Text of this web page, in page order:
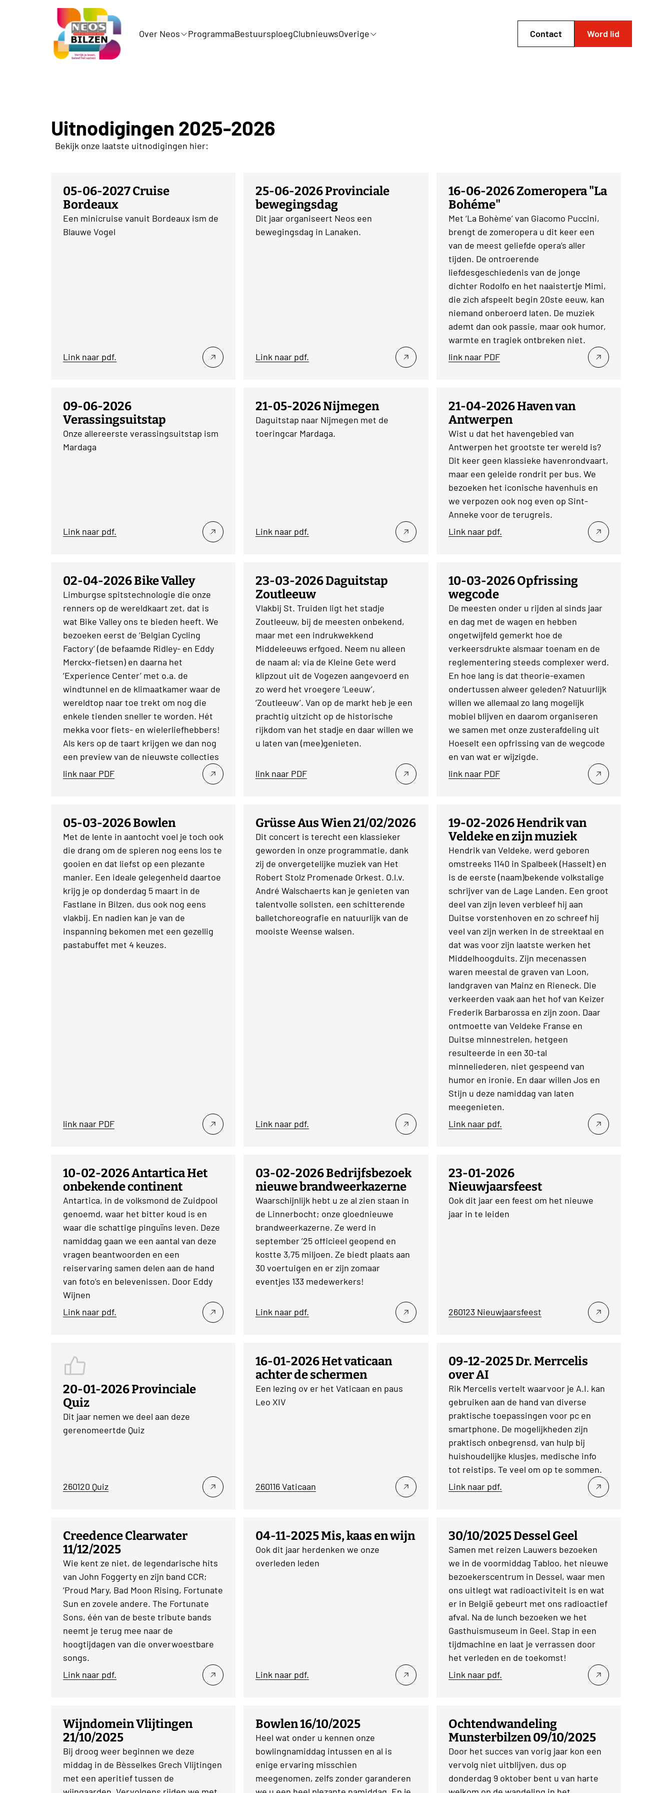
Over Neos ProgrammaBestuursploegClubnieuwsOverige Contact Word lid
Uitnodigingen 2025-2026
Bekijk onze laatste uitnodigingen hier:
05-06-2027 Cruise
Bordeaux
Een minicruise vanuit Bordeaux ism de
Blauwe Vogel
Link naar pdf.
25-06-2026 Provinciale
bewegingsdag
Dit jaar organiseert Neos een
bewegingsdag in Lanaken.
Link naar pdf.
16-06-2026 Zomeropera "La
Bohéme"
Met ‘La Bohème’ van Giacomo Puccini,
brengt de zomeropera u dit keer een
van de meest geliefde opera’s aller
tijden. De ontroerende
liefdesgeschiedenis van de jonge
dichter Rodolfo en het naaistertje Mimi,
die zich afspeelt begin 20ste eeuw, kan
niemand onberoerd laten. De muziek
ademt dan ook passie, maar ook humor,
warmte en tragiek ontbreken niet.
link naar PDF
09-06-2026
Verassingsuitstap
Onze allereerste verassingsuitstap ism
Mardaga
Link naar pdf.
21-05-2026 Nijmegen
Daguitstap naar Nijmegen met de
toeringcar Mardaga.
Link naar pdf.
21-04-2026 Haven van
Antwerpen
Wist u dat het havengebied van
Antwerpen het grootste ter wereld is?
Dit keer geen klassieke havenrondvaart,
maar een geleide rondrit per bus. We
bezoeken het iconische havenhuis en
we verpozen ook nog even op Sint-
Anneke voor de terugreis.
Link naar pdf.
02-04-2026 Bike Valley
Limburgse spitstechnologie die onze
renners op de wereldkaart zet, dat is
wat Bike Valley ons te bieden heeft. We
bezoeken eerst de ‘Belgian Cycling
Factory’ (de befaamde Ridley- en Eddy
Merckx-fietsen) en daarna het
‘Experience Center’ met o.a. de
windtunnel en de klimaatkamer waar de
wereldtop naar toe trekt om nog die
enkele tienden sneller te worden. Hét
mekka voor fiets- en wielerliefhebbers!
Als kers op de taart krijgen we dan nog
een preview van de nieuwste collecties
link naar PDF
23-03-2026 Daguitstap
Zoutleeuw
Vlakbij St. Truiden ligt het stadje
Zoutleeuw, bij de meesten onbekend,
maar met een indrukwekkend
Middeleeuws erfgoed. Neem nu alleen
de naam al; via de Kleine Gete werd
klipzout uit de Vogezen aangevoerd en
zo werd het vroegere ‘Leeuw’,
‘Zoutleeuw’. Van op de markt heb je een
prachtig uitzicht op de historische
rijkdom van het stadje en daar willen we
u laten van (mee)genieten.
link naar PDF
10-03-2026 Opfrissing
wegcode
De meesten onder u rijden al sinds jaar
en dag met de wagen en hebben
ongetwijfeld gemerkt hoe de
verkeersdrukte alsmaar toenam en de
reglementering steeds complexer werd.
En hoe lang is dat theorie-examen
ondertussen alweer geleden? Natuurlijk
willen we allemaal zo lang mogelijk
mobiel blijven en daarom organiseren
we samen met onze zusterafdeling uit
Hoeselt een opfrissing van de wegcode
en van wat er wijzigde.
link naar PDF
05-03-2026 Bowlen
Met de lente in aantocht voel je toch ook
die drang om de spieren nog eens los te
gooien en dat liefst op een plezante
manier. Een ideale gelegenheid daartoe
krijg je op donderdag 5 maart in de
Fastlane in Bilzen, dus ook nog eens
vlakbij. En nadien kan je van de
inspanning bekomen met een gezellig
pastabuffet met 4 keuzes.
link naar PDF
Grüsse Aus Wien 21/02/2026
Dit concert is terecht een klassieker
geworden in onze programmatie, dank
zij de onvergetelijke muziek van Het
Robert Stolz Promenade Orkest. O.l.v.
André Walschaerts kan je genieten van
talentvolle solisten, een schitterende
balletchoreografie en natuurlijk van de
mooiste Weense walsen.
Link naar pdf.
19-02-2026 Hendrik van
Veldeke en zijn muziek
Hendrik van Veldeke, werd geboren
omstreeks 1140 in Spalbeek (Hasselt) en
is de eerste (naam)bekende volkstalige
schrijver van de Lage Landen. Een groot
deel van zijn leven verbleef hij aan
Duitse vorstenhoven en zo schreef hij
veel van zijn werken in de streektaal en
dat was voor zijn laatste werken het
Middelhoogduits. Zijn mecenassen
waren meestal de graven van Loon,
landgraven van Mainz en Rieneck. Die
verkeerden vaak aan het hof van Keizer
Frederik Barbarossa en zijn zoon. Daar
ontmoette van Veldeke Franse en
Duitse minnestrelen, hetgeen
resulteerde in een 30-tal
minneliederen, niet gespeend van
humor en ironie. En daar willen Jos en
Stijn u deze namiddag van laten
meegenieten.
Link naar pdf.
10-02-2026 Antartica Het
onbekende continent
Antartica, in de volksmond de Zuidpool
genoemd, waar het bitter koud is en
waar die schattige pinguïns leven. Deze
namiddag gaan we een aantal van deze
vragen beantwoorden en een
reiservaring samen delen aan de hand
van foto’s en belevenissen. Door Eddy
Wijnen
Link naar pdf.
03-02-2026 Bedrijfsbezoek
nieuwe brandweerkazerne
Waarschijnlijk hebt u ze al zien staan in
de Linnerbocht; onze gloednieuwe
brandweerkazerne. Ze werd in
september ’25 officieel geopend en
kostte 3,75 miljoen. Ze biedt plaats aan
30 voertuigen en er zijn zomaar
eventjes 133 medewerkers!
Link naar pdf.
23-01-2026
Nieuwjaarsfeest
Ook dit jaar een feest om het nieuwe
jaar in te leiden
260123 Nieuwjaarsfeest
20-01-2026 Provinciale
Quiz
Dit jaar nemen we deel aan deze
gerenomeertde Quiz
260120 Quiz
16-01-2026 Het vaticaan
achter de schermen
Een lezing ov er het Vaticaan en paus
Leo XIV
260116 Vaticaan
09-12-2025 Dr. Merrcelis
over AI
Rik Mercelis vertelt waarvoor je A.I. kan
gebruiken aan de hand van diverse
praktische toepassingen voor pc en
smartphone. De mogelijkheden zijn
praktisch onbegrensd, van hulp bij
huishoudelijke klusjes, medische info
tot reistips. Te veel om op te sommen.
Link naar pdf.
Creedence Clearwater
11/12/2025
Wie kent ze niet, de legendarische hits
van John Foggerty en zijn band CCR;
‘Proud Mary, Bad Moon Rising, Fortunate
Sun en zovele andere. The Fortunate
Sons, één van de beste tribute bands
neemt je terug mee naar de
hoogtijdagen van die onverwoestbare
songs.
Link naar pdf.
04-11-2025 Mis, kaas en wijn
Ook dit jaar herdenken we onze
overleden leden
Link naar pdf.
30/10/2025 Dessel Geel
Samen met reizen Lauwers bezoeken
we in de voormiddag Tabloo, het nieuwe
bezoekerscentrum in Dessel, waar men
ons uitlegt wat radioactiviteit is en wat
er in België gebeurt met ons radioactief
afval. Na de lunch bezoeken we het
Gasthuismuseum in Geel. Stap in een
tijdmachine en laat je verrassen door
het verleden en de toekomst!
Link naar pdf.
Wijndomein Vlijtingen
21/10/2025
Bij droog weer beginnen we deze
middag in de Bèsselkes Grech Vlijtingen
met een aperitief tussen de
Bowlen 16/10/2025
Heel wat onder u kennen onze
bowlingnamiddag intussen en al is
enige ervaring misschien
meegenomen, zelfs zonder garanderen
Ochtendwandeling
Munsterbilzen 09/10/2025
Door het succes van vorig jaar kon een
vervolg niet uitblijven, dus op
donderdag 9 oktober bent u van harte